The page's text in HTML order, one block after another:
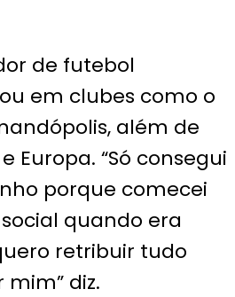
de futebol
em clubes como o
além de
Europa. “Só consegui
porque comecei
quando era
retribuir tudo
diz.